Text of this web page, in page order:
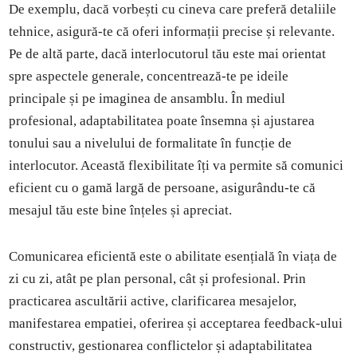
De exemplu, dacă vorbești cu cineva care preferă detaliile
tehnice, asigură-te că oferi informații precise și relevante.
Pe de altă parte, dacă interlocutorul tău este mai orientat
spre aspectele generale, concentrează-te pe ideile
principale și pe imaginea de ansamblu. În mediul
profesional, adaptabilitatea poate însemna și ajustarea
tonului sau a nivelului de formalitate în funcție de
interlocutor. Această flexibilitate îți va permite să comunici
eficient cu o gamă largă de persoane, asigurându-te că
mesajul tău este bine înțeles și apreciat.
Comunicarea eficientă este o abilitate esențială în viața de
zi cu zi, atât pe plan personal, cât și profesional. Prin
practicarea ascultării active, clarificarea mesajelor,
manifestarea empatiei, oferirea și acceptarea feedback-ului
constructiv, gestionarea conflictelor și adaptabilitatea